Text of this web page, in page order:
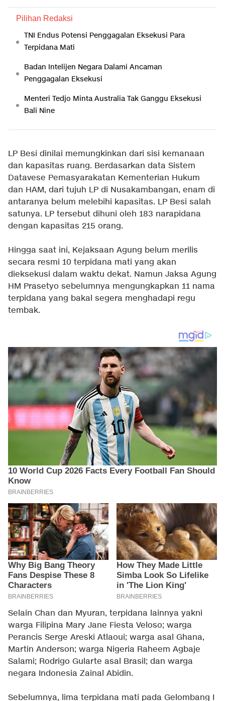
Pilihan Redaksi
TNI Endus Potensi Penggagalan Eksekusi Para
Terpidana Mati
Badan Intelijen Negara Dalami Ancaman
Penggagalan Eksekusi
Menteri Tedjo Minta Australia Tak Ganggu Eksekusi
Bali Nine
LP Besi dinilai memungkinkan dari sisi kemanaan
dan kapasitas ruang. Berdasarkan data Sistem
Datavese Pemasyarakatan Kementerian Hukum
dan HAM, dari tujuh LP di Nusakambangan, enam di
antaranya belum melebihi kapasitas. LP Besi salah
satunya. LP tersebut dihuni oleh 183 narapidana
dengan kapasitas 215 orang.
Hingga saat ini, Kejaksaan Agung belum merilis
secara resmi 10 terpidana mati yang akan
dieksekusi dalam waktu dekat. Namun Jaksa Agung
HM Prasetyo sebelumnya mengungkapkan 11 nama
terpidana yang bakal segera menghadapi regu
tembak.
Selain Chan dan Myuran, terpidana lainnya yakni
warga Filipina Mary Jane Fiesta Veloso; warga
Perancis Serge Areski Atlaoui; warga asal Ghana,
Martin Anderson; warga Nigeria Raheem Agbaje
Salami; Rodrigo Gularte asal Brasil; dan warga
negara Indonesia Zainal Abidin.
Sebelumnya, lima terpidana mati pada Gelombang I